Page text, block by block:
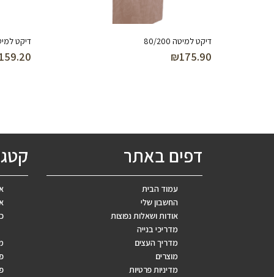
דיקט למיטה 80/200
₪175.90
דיקט למיטה
159.20
דפים באתר
עמוד הבית
החשבון שלי
אודות ושאלות נפוצות
מדריכי בנייה
מדריך העצים
מוצרים
מדיניות פרטיות